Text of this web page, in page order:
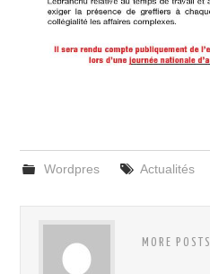
Wordpres Actualités
MORE POSTS